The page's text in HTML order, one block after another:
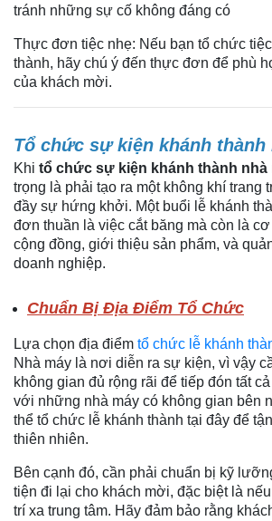
tránh những sự cố không đáng có
Thực đơn tiệc nhẹ: Nếu bạn tổ chức
thành, hãy chú ý đến thực đơn để phù
của khách mời.
Tổ chức sự kiện khánh thành
Khi tổ chức sự kiện khánh thành nhà
trọng là phải tạo ra một không khí trang
đầy sự hứng khởi. Một buổi lễ khánh
đơn thuần là việc cắt băng mà còn là
cộng đồng, giới thiệu sản phẩm, và
doanh nghiệp.
Chuẩn Bị Địa Điểm Tổ Chức
Lựa chọn địa điểm tổ chức lễ khánh
Nhà máy là nơi diễn ra sự kiện, vì vậy
không gian đủ rộng rãi để tiếp đón tất
với những nhà máy có không gian bên
thể tổ chức lễ khánh thành tại đây để
thiên nhiên.
Bên cạnh đó, cần phải chuẩn bị kỹ
tiện đi lại cho khách mời, đặc biệt là
trí xa trung tâm. Hãy đảm bảo rằng